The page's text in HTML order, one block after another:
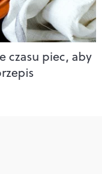
czasu piec, aby